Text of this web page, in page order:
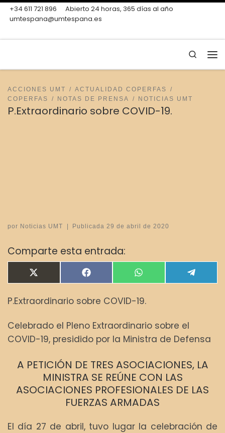
Skip to content
+34 611 721 896
Abierto 24 horas, 365 días al año
umtespana@umtespana.es
Search
ACCIONES UMT
ACTUALIDAD COPERFAS
COPERFAS
NOTAS DE PRENSA NOTICIAS UMT
P.Extraordinario sobre COVID-19.
por Noticias UMT Publicada29 de abril de 2020
Comparte esta entrada:
Compartir en
X
(
w
t
e
Compartir en
F
a
e
o
o
k
Compartir en
W
h
t
A
p
p
e
m
P.Extraordinario sobre COVID-19.
Celebrado el Pleno Extraordinario sobre el
COVID-19, presidido por la Ministra de Defensa
A PETICIÓN DE TRES ASOCIACIONES, LA
MINISTRA SE REÚNE CON LAS
ASOCIACIONES PROFESIONALES DE LAS
FUERZAS ARMADAS
El día 27 de abril, tuvo lugar la celebración de